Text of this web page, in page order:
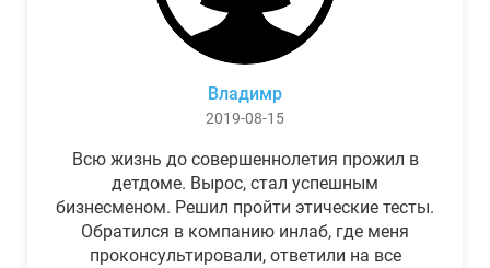
Владимр
2019-08-15
Всю жизнь до совершеннолетия прожил в
детдоме. Вырос, стал успешным
бизнесменом. Решил пройти этические тесты.
Обратился в компанию инлаб, где меня
проконсультировали, ответили на все